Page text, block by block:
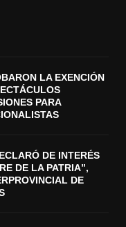
LA EXENCIÓN
PARA
DE INTERÉS
DE LA PATRIA”,
DE